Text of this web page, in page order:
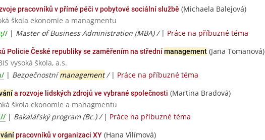
pracovníků v přímé péči v pobytové sociální službě (Michaela Balejová)
škola ekonomie a managmentu
| Master of Business Administration (MBA) / | Práce na příbuzné téma
Policie České republiky se zaměřením na střednímanagement (Jana Tomanová)
vysoká škola, a.s.
| Bezpečnostnímanagement/ | Práce na příbuzné téma
a rozvoje lidských zdrojů ve vybrané společnosti (Martina Bradová)
škola ekonomie a managmentu
| Bakalářský program (Bc.) / | Práce na příbuzné téma
pracovníků v organizaci XY (Hana Vilímová)